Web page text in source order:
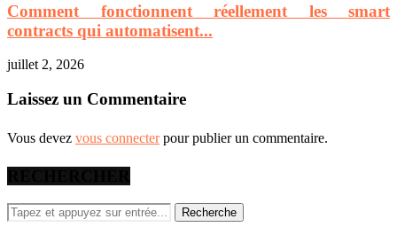
Comment fonctionnent réellement les smart
contracts qui automatisent...
juillet 2, 2026
Laissez un Commentaire
Vous devez vous connecterpour publier un commentaire.